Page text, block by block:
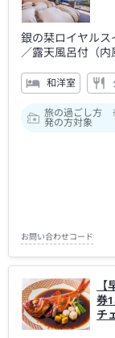
銀の栞ロイヤル
／露天風呂付（内
和洋室
旅の過ごし方
発の方対象
お問い合わせコード
券
チ